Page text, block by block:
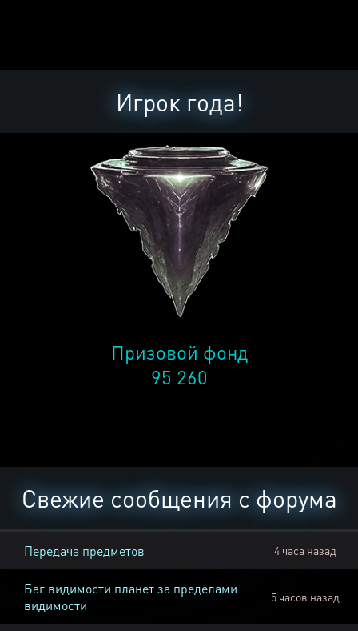
Игрок года!
Призовой фонд
95 260
Свежие сообщения с форума
Передача предметов 4 часа назад
Баг видимости планет за пределами
видимости
5 часов назад